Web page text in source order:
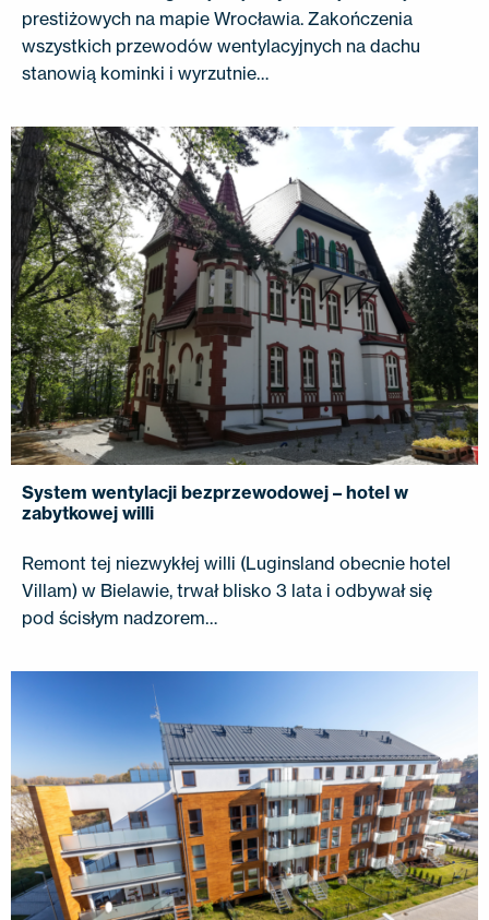
prestiżowych na mapie Wrocławia. Zakończenia
wszystkich przewodów wentylacyjnych na dachu
stanowią kominki i wyrzutnie…
System wentylacji bezprzewodowej – hotel w
zabytkowej willi
Remont tej niezwykłej willi (Luginsland obecnie hotel
Villam) w Bielawie, trwał blisko 3 lata i odbywał się
pod ścisłym nadzorem…